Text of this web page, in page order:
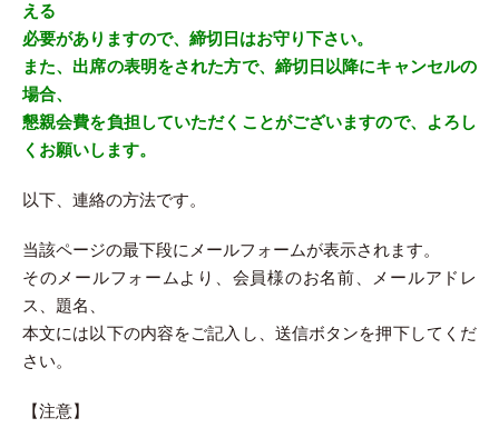
える
必要がありますので、締切日はお守り下さい。
また、出席の表明をされた方で、締切日以降にキャンセルの
場合、
懇親会費を負担していただくことがございますので、よろし
くお願いします。
以下、連絡の方法です。
当該ページの最下段にメールフォームが表示されます。
そのメールフォームより、会員様のお名前、メールアドレ
ス、題名、
本文には以下の内容をご記入し、送信ボタンを押下してくだ
さい。
【注意】